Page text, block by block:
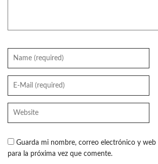
Guarda mi nombre, correo electrónico y web
para la próxima vez que comente.